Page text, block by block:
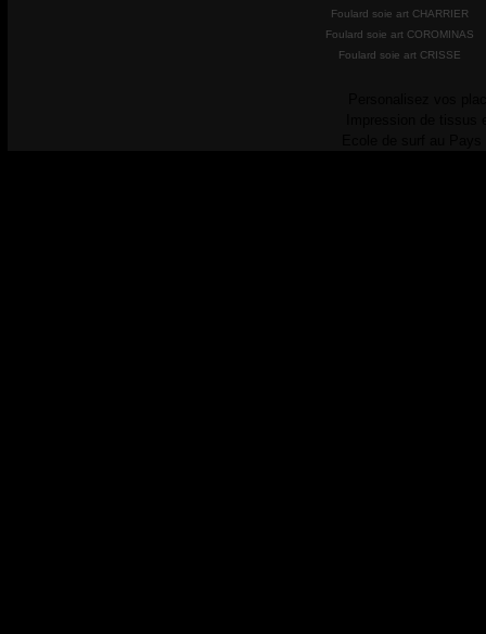
Foulard soie art CHARRIER
Foulard soie art COROMINAS
Foulard soie art CRISSE